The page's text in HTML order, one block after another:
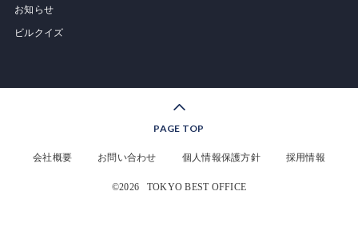
お知らせ
ビルクイズ
PAGE TOP
会社概要 お問い合わせ 個人情報保護方針 採用情報
©2026 TOKYO BEST OFFICE